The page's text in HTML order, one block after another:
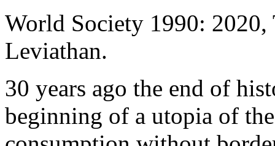
World Society 1990: 2020,
Leviathan.
30 years ago the end of
beginning of a utopia of